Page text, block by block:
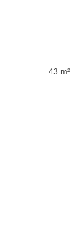
43 m²